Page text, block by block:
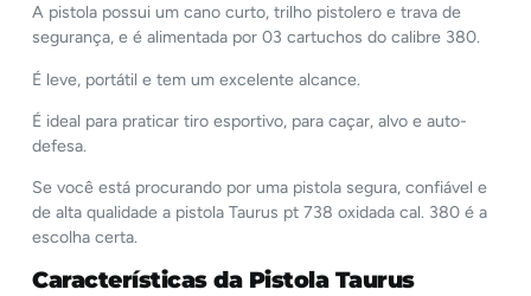
A pistola possui um cano curto, trilho pistolero e trava de
segurança, e é alimentada por 03 cartuchos do calibre 380.
É leve, portátil e tem um excelente alcance.
É ideal para praticar tiro esportivo, para caçar, alvo e auto-
defesa.
Se você está procurando por uma pistola segura, confiável e
de alta qualidade a pistola Taurus pt 738 oxidada cal. 380 é a
escolha certa.
Características daPistola Taurus